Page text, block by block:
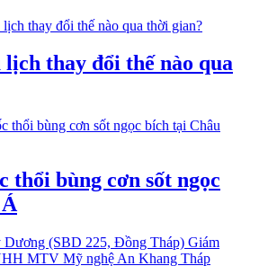
thay đổi thế nào qua
thổi bùng cơn sốt ngọc